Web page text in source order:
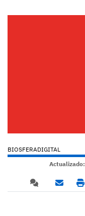
BIOSFERADIGITAL
Actualizado: